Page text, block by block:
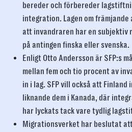
bereder och förbereder
integration. Lagen om främjande
att invandraren har en
på antingen finska eller svenska.
Enligt Otto Andersson är SFP:s
mellan fem och tio procent av
in i lag. SFP vill också att Finland
liknande dem i Kanada, där
har lyckats tack vare tydlig
Migrationsverket har beslutat